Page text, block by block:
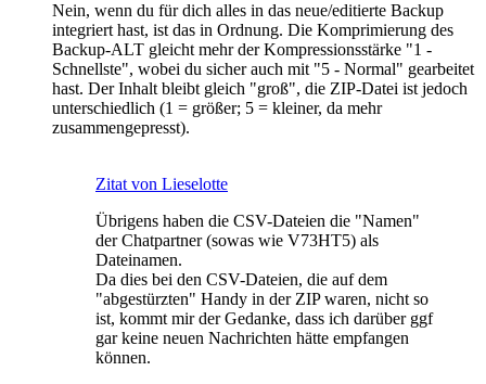
Nein, wenn du für dich alles in das neue/editierte Backup
integriert hast, ist das in Ordnung. Die Komprimierung des
Backup-ALT gleicht mehr der Kompressionsstärke "1 -
Schnellste", wobei du sicher auch mit "5 - Normal" gearbeitet
hast. Der Inhalt bleibt gleich "groß", die ZIP-Datei ist jedoch
unterschiedlich (1 = größer; 5 = kleiner, da mehr
zusammengepresst).
Zitat von Lieselotte
Übrigens haben die CSV-Dateien die "Namen"
der Chatpartner (sowas wie V73HT5) als
Dateinamen.
Da dies bei den CSV-Dateien, die auf dem
"abgestürzten" Handy in der ZIP waren, nicht so
ist, kommt mir der Gedanke, dass ich darüber ggf
gar keine neuen Nachrichten hätte empfangen
können.